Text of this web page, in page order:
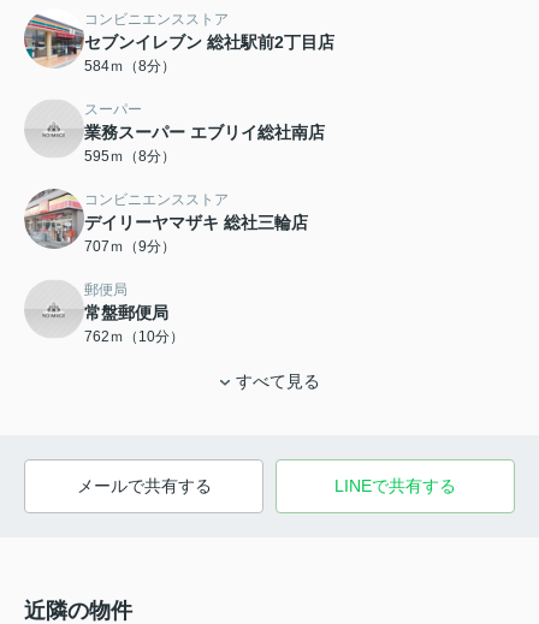
コンビニエンスストア
セブンイレブン 総社駅前2丁目店
584ｍ（8分）
スーパー
業務スーパー エブリイ総社南店
595ｍ（8分）
コンビニエンスストア
デイリーヤマザキ 総社三輪店
707ｍ（9分）
郵便局
常盤郵便局
762ｍ（10分）
すべて見る
メールで共有する LINEで共有する
近隣の物件